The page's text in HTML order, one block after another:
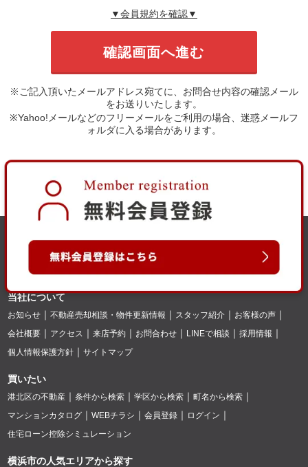
▼会員規約を確認▼
※ご記入頂いたメールアドレス宛てに、お問合せ内容の確認メール
をお送りいたします。
※Yahoo!メールなどのフリーメールをご利用の場合、迷惑メールフ
ォルダに入る場合があります。
当社について
お知らせ 不動産売却相談・物件更新情報 スタッフ紹介
お客様の声
会社概要
アクセス 来店予約 お問合わせ LINEで相談
採用情報
個人情報保護方針
サイトマップ
買いたい
港北区の不動産 条件から検索 学区から検索
町名から検索
マンションカタログ
WEBチラシ 会員登録
ログイン
住宅ローン控除シミュレーション
横浜市の人気エリアから探す